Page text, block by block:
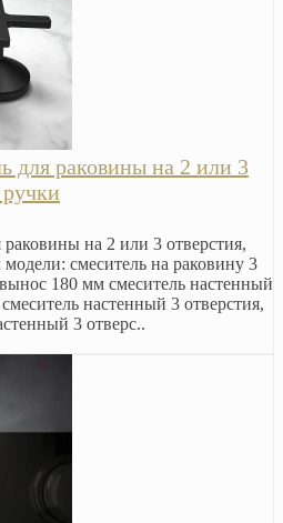
для раковины на 2 или 3
на 2 или 3 отверстия,
смеситель на раковину 3
180 мм смеситель настенный
настенный 3 отверстия,
3 отверс..